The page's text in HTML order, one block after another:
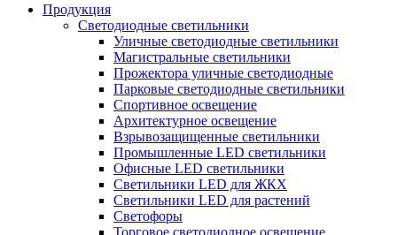
Продукция
Светодиодные светильники
Уличные светодиодные светильники
Магистральные светильники
Прожектора уличные светодиодные
Парковые светодиодные светильники
Спортивное освещение
Архитектурное освещение
Взрывозащищенные светильники
Промышленные LED светильники
Офисные LED светильники
Cветильники LED для ЖКХ
Светильники LED для растений
Светофоры
Торговое светодиодное освещение